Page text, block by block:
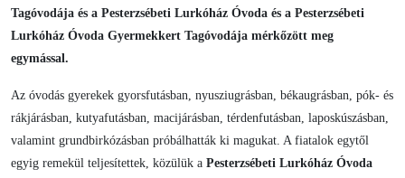
Tagóvodája és a Pesterzsébeti Lurkóház Óvoda és a Pesterzsébeti
Lurkóház Óvoda Gyermekkert Tagóvodája mérkőzött meg
egymással.
Az óvodás gyerekek gyorsfutásban, nyusziugrásban, békaugrásban, pók- és
rákjárásban, kutyafutásban, macijárásban, térdenfutásban, laposkúszásban,
valamint grundbirkózásban próbálhatták ki magukat. A fiatalok egytől
egyig remekül teljesítettek, közülük a Pesterzsébeti Lurkóház Óvoda